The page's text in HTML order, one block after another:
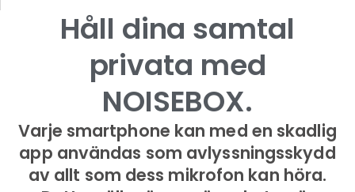
Håll dina samtal
privata med
NOISEBOX.
Varje smartphone kan med en skadlig
app användas som avlyssningsskydd
av allt som dess mikrofon kan höra.